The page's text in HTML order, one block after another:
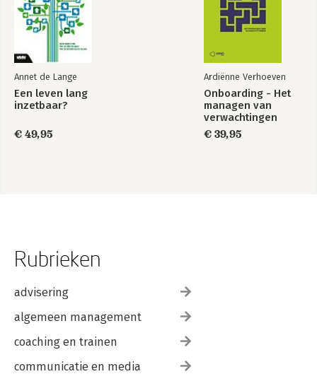
Annet de Lange
Een leven lang
inzetbaar?
€ 49,95
Ardiënne Verhoeven
Onboarding - Het
managen van
verwachtingen
€ 39,95
Rubrieken
advisering
algemeen management
coaching en trainen
communicatie en media